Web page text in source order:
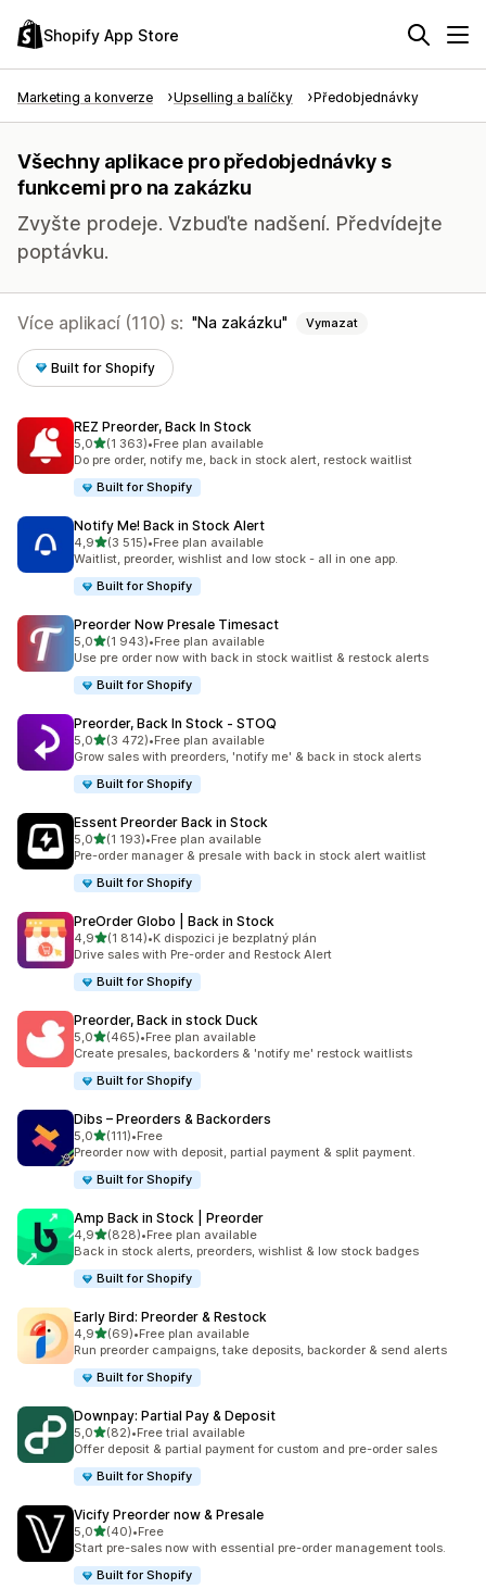
Shopify App Store
Marketing a konverze Upselling a balíčky Předobjednávky
Všechny aplikace pro předobjednávky s
funkcemi pro na zakázku
Zvyšte prodeje. Vzbuďte nadšení. Předvídejte
poptávku.
Více aplikací (110) s: Na zakázku Vymazat
Built for Shopify
REZ Preorder, Back In Stock
5,0z 5 hvězd
(1 363)
Celkový počet recenzí: 1363
•Free plan available
Do pre order, notify me, back in stock alert, restock waitlist
Built for Shopify
Notify Me! Back in Stock Alert
4,9z 5 hvězd
(3 515)
Celkový počet recenzí: 3515
•Free plan available
Waitlist, preorder, wishlist and low stock - all in one app.
Built for Shopify
Preorder Now Presale Timesact
5,0z 5 hvězd
(1 943)
Celkový počet recenzí: 1943
•Free plan available
Use pre order now with back in stock waitlist & restock alerts
Built for Shopify
Preorder, Back In Stock ‑ STOQ
5,0z 5 hvězd
(3 472)
Celkový počet recenzí: 3472
•Free plan available
Grow sales with preorders, 'notify me' & back in stock alerts
Built for Shopify
Essent Preorder Back in Stock
5,0z 5 hvězd
(1 193)
Celkový počet recenzí: 1193
•Free plan available
Pre-order manager & presale with back in stock alert waitlist
Built for Shopify
PreOrder Globo | Back in Stock
4,9z 5 hvězd
(1 814)
Celkový počet recenzí: 1814
•K dispozici je bezplatný plán
Drive sales with Pre-order and Restock Alert
Built for Shopify
Preorder, Back in stock Duck
5,0z 5 hvězd
(465)
Celkový počet recenzí: 465
•Free plan available
Create presales, backorders & 'notify me' restock waitlists
Built for Shopify
Dibs – Preorders & Backorders
5,0z 5 hvězd
(111)
Celkový počet recenzí: 111
•Free
Preorder now with deposit, partial payment & split payment.
Built for Shopify
Amp Back in Stock | Preorder
4,9z 5 hvězd
(828)
Celkový počet recenzí: 828
•Free plan available
Back in stock alerts, preorders, wishlist & low stock badges
Built for Shopify
Early Bird: Preorder & Restock
4,9z 5 hvězd
(69)
Celkový počet recenzí: 69
•Free plan available
Run preorder campaigns, take deposits, backorder & send alerts
Built for Shopify
Downpay: Partial Pay & Deposit
5,0z 5 hvězd
(82)
Celkový počet recenzí: 82
•Free trial available
Offer deposit & partial payment for custom and pre-order sales
Built for Shopify
Vicify Preorder now & Presale
5,0z 5 hvězd
(40)
Celkový počet recenzí: 40
•Free
Start pre-sales now with essential pre-order management tools.
Built for Shopify